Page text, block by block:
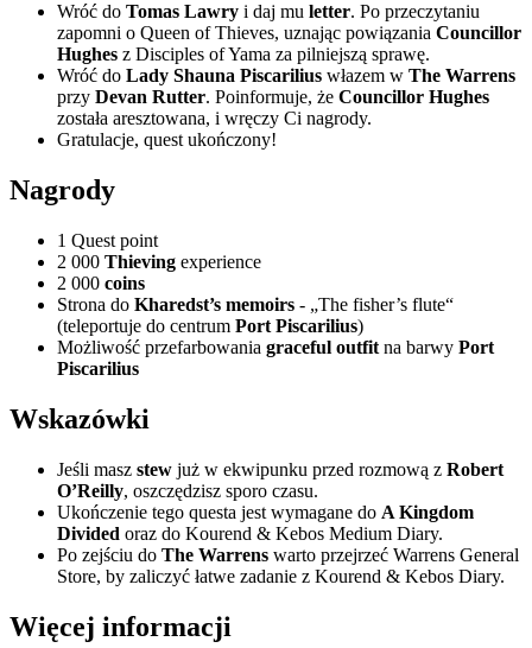
Wróć do Tomas Lawry i daj mu letter. Po przeczytaniu
zapomni o Queen of Thieves, uznając powiązania Councillor
Hughes z Disciples of Yama za pilniejszą sprawę.
Wróć do Lady Shauna Piscarilius włazem w The Warrens
przy Devan Rutter. Poinformuje, że Councillor Hughes
została aresztowana, i wręczy Ci nagrody.
Gratulacje, quest ukończony!
Nagrody
1 Quest point
2 000 Thieving experience
2 000 coins
Strona do Kharedst’s memoirs - „The fisher’s flute“
(teleportuje do centrum Port Piscarilius)
Możliwość przefarbowania graceful outfit na barwy Port
Piscarilius
Wskazówki
Jeśli masz stew już w ekwipunku przed rozmową z Robert
O’Reilly, oszczędzisz sporo czasu.
Ukończenie tego questa jest wymagane do A Kingdom
Divided oraz do Kourend & Kebos Medium Diary.
Po zejściu do The Warrens warto przejrzeć Warrens General
Store, by zaliczyć łatwe zadanie z Kourend & Kebos Diary.
Więcej informacji